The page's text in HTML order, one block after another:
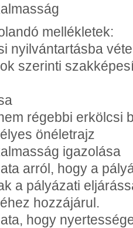
mellékletek:
nyilvántartásba
szerinti
régebbi erkölcsi
önéletrajz
igazolása
arról, hogy a
a pályázati
hozzájárul.
hogy